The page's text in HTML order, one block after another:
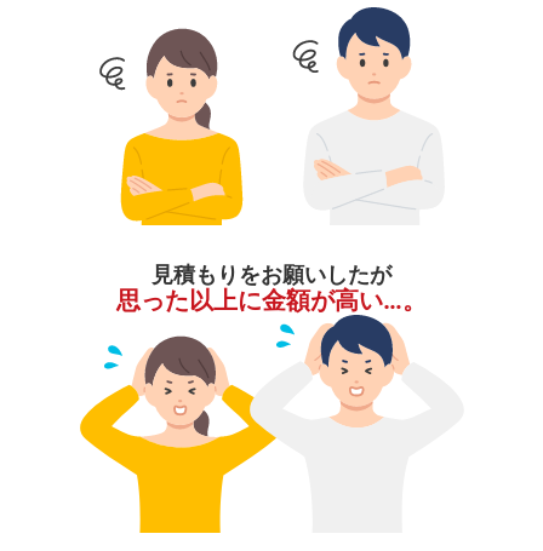
見積もりをお願いしたが
思った以上に金額が高い…。